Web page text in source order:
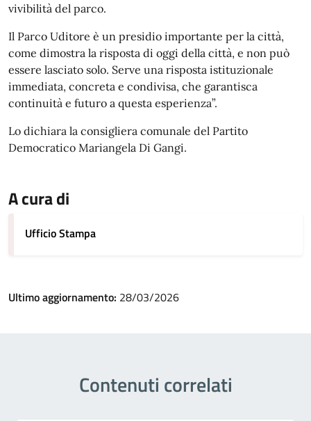
vivibilità del parco.
Il Parco Uditore è un presidio importante per la città,
come dimostra la risposta di oggi della città, e non può
essere lasciato solo. Serve una risposta istituzionale
immediata, concreta e condivisa, che garantisca
continuità e futuro a questa esperienza”.
Lo dichiara la consigliera comunale del Partito
Democratico Mariangela Di Gangi.
A cura di
Ufficio Stampa
Ultimo aggiornamento: 28/03/2026
Contenuti correlati